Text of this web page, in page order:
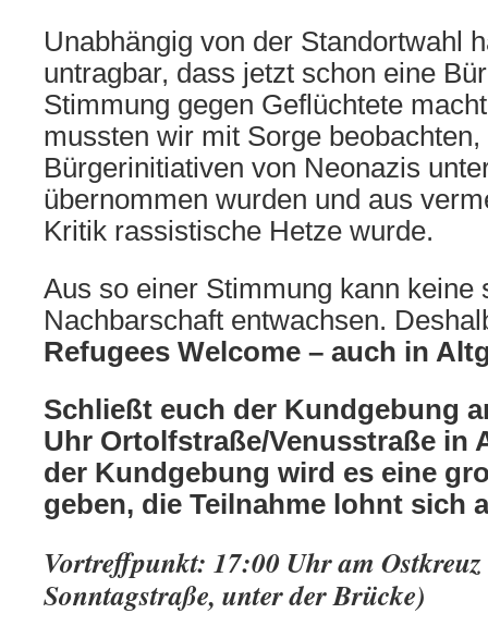
Unabhängig von der Standortwahl
untragbar, dass jetzt schon eine
Stimmung gegen Geflüchtete
mussten wir mit Sorge
Bürgerinitiativen von Neonazis
übernommen wurden und aus
Kritik rassistische Hetze wurde.
Aus so einer Stimmung kann keine
Nachbarschaft entwachsen.
Refugees Welcome – auch in
Schließt euch der Kundgebung
Uhr Ortolfstraße/Venusstraße in
der Kundgebung wird es eine
geben, die Teilnahme lohnt sich
Vortreffpunkt: 17:00 Uhr am
Sonntagstraße, unter der Brücke)